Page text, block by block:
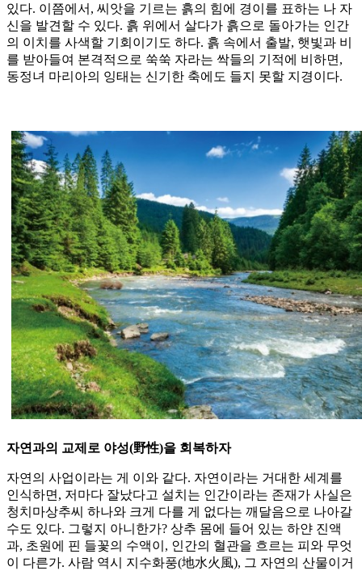
있다. 이쯤에서, 씨앗을 기르는 흙의 힘에 경이를 표하는 나 자
신을 발견할 수 있다. 흙 위에서 살다가 흙으로 돌아가는 인간
의 이치를 사색할 기회이기도 하다. 흙 속에서 출발, 햇빛과 비
를 받아들여 본격적으로 쑥쑥 자라는 싹들의 기적에 비하면,
동정녀 마리아의 잉태는 신기한 축에도 들지 못할 지경이다.
자연과의 교제로 야성(野性)을 회복하자
자연의 사업이라는 게 이와 같다. 자연이라는 거대한 세계를
인식하면, 저마다 잘났다고 설치는 인간이라는 존재가 사실은
청치마상추씨 하나와 크게 다를 게 없다는 깨달음으로 나아갈
수도 있다. 그렇지 아니한가? 상추 몸에 들어 있는 하얀 진액
과, 초원에 핀 들꽃의 수액이, 인간의 혈관을 흐르는 피와 무엇
이 다른가. 사람 역시 지수화풍(地水火風), 그 자연의 산물이거